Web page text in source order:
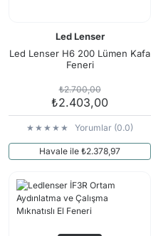
Led Lenser
Led Lenser H6 200 Lümen Kafa
Feneri
₺2.700,00
₺2.403,00
Yorumlar (0.0)
Havale ile ₺2.378,97